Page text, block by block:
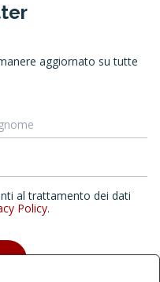
aggiornato su tutte
al trattamento dei dati
Policy.